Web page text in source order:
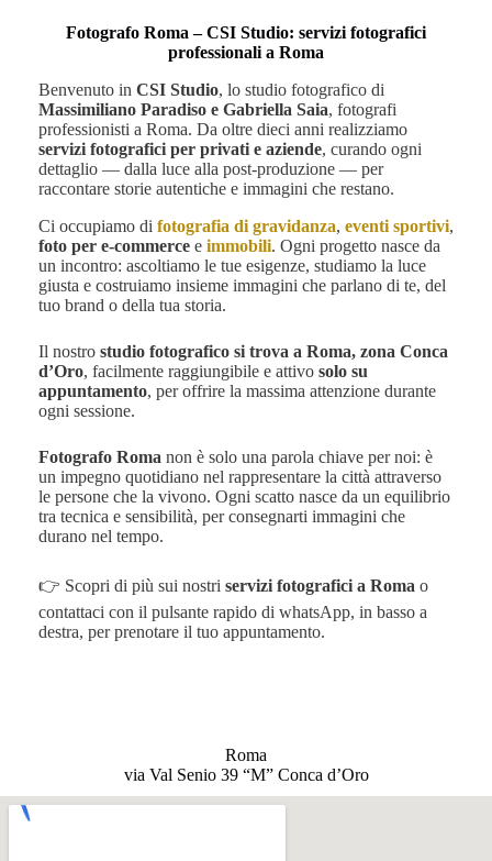
Fotografo Roma – CSI Studio: servizi fotografici
professionali a Roma
Benvenuto in CSI Studio, lo studio fotografico di
Massimiliano Paradiso e Gabriella Saia, fotografi
professionisti a Roma. Da oltre dieci anni realizziamo
servizi fotografici per privati e aziende, curando ogni
dettaglio — dalla luce alla post-produzione — per
raccontare storie autentiche e immagini che restano.
Ci occupiamo di fotografia di gravidanza, eventi sportivi,
foto per e-commercee immobili. Ogni progetto nasce da
un incontro: ascoltiamo le tue esigenze, studiamo la luce
giusta e costruiamo insieme immagini che parlano di te, del
tuo brand o della tua storia.
Il nostro studio fotografico si trova a Roma, zona Conca
d’Oro, facilmente raggiungibile e attivo solo su
appuntamento, per offrire la massima attenzione durante
ogni sessione.
Fotografo Roma non è solo una parola chiave per noi: è
un impegno quotidiano nel rappresentare la città attraverso
le persone che la vivono. Ogni scatto nasce da un equilibrio
tra tecnica e sensibilità, per consegnarti immagini che
durano nel tempo.
👉 Scopri di più sui nostri servizi fotografici a Roma o
contattaci con il pulsante rapido di whatsApp, in basso a
destra, per prenotare il tuo appuntamento.
Roma
via Val Senio 39 “M” Conca d’Oro